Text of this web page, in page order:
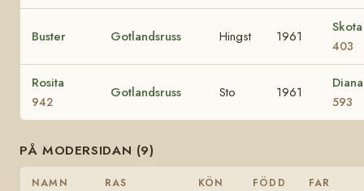
Buster Gotlandsruss Hingst 1961
Skota
403
Rosita
942
Gotlandsruss Sto 1961
Diana
593
PÅ MODERSIDAN (9)
NAMN RAS KÖN FÖDD FAR